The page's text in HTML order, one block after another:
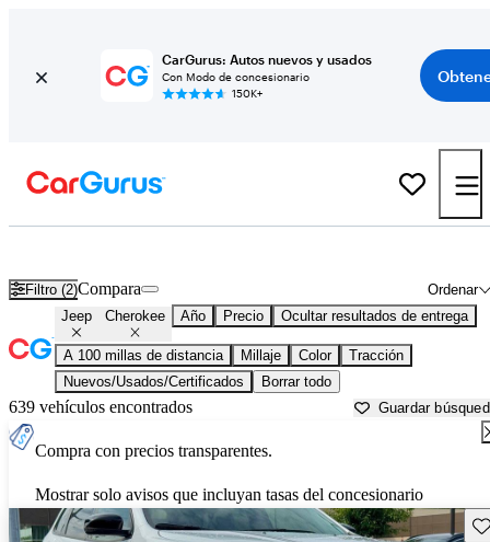
CarGurus: Autos nuevos y usados
Con Modo de concesionario
150K+
Filtro (2) Ordenar
Compara
Jeep Cherokee Año Precio Ocultar resultados de entrega
A 100 millas de distancia Millaje Color
Tracción
Nuevos/Usados/Certificados
Borrar todo
639 vehículos encontrados Guardar
Compra con precios transparentes.
Mostrar solo avisos que incluyan tasas del concesionario